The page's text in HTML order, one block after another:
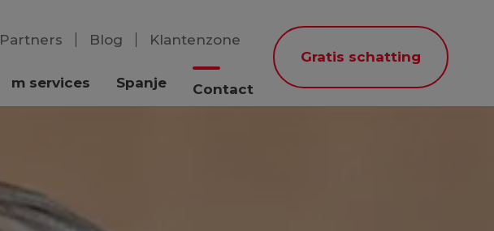
Partners Blog Klantenzone
m services Spanje Contact
Gratis schatting